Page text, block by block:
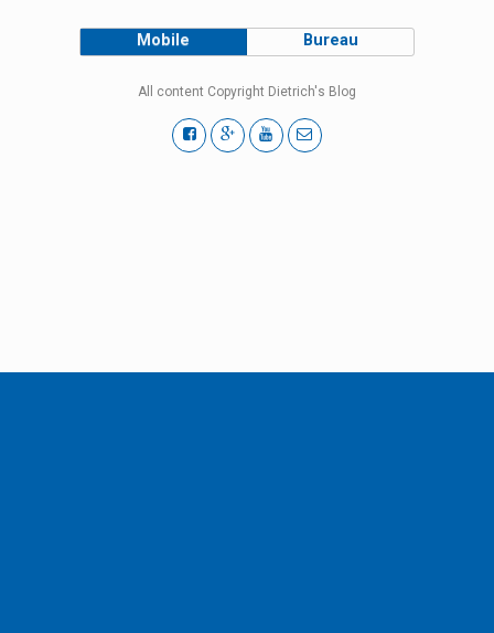
Mobile Bureau
All content Copyright Dietrich's Blog